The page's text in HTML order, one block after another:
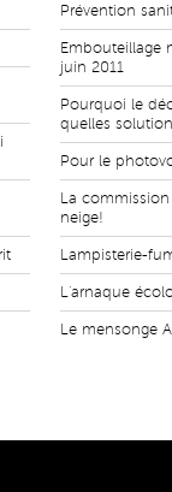
Prévention
Embouteillage
juin 2011
Pourquoi le
quelles
Pour le
La
neige!
Lampisterie-
L'arnaque
Le mensonge